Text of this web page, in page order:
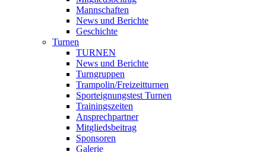
Mannschaften
News und Berichte
Geschichte
Turnen
TURNEN
News und Berichte
Turngruppen
Trampolin/Freizeitturnen
Sporteignungstest Turnen
Trainingszeiten
Ansprechpartner
Mitgliedsbeitrag
Sponsoren
Galerie